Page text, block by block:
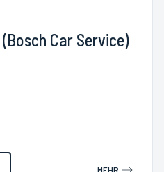
(Bosch Car Service)
MEHR